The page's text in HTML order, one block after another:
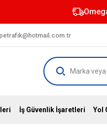
İş Güvenlik İşaretleri Yol